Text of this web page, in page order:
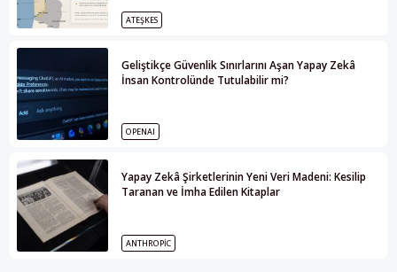
ATEŞKES
Geliştikçe Güvenlik Sınırlarını Aşan Yapay Zekâ
İnsan Kontrolünde Tutulabilir mi?
OPENAI
Yapay Zekâ Şirketlerinin Yeni Veri Madeni: Kesilip
Taranan ve İmha Edilen Kitaplar
ANTHROPIC